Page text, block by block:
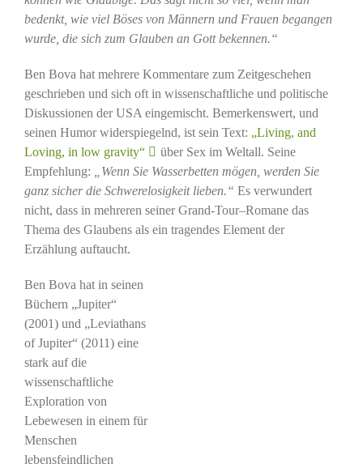
bedenkt, wie viel Böses von Männern und Frauen begangen
wurde, die sich zum Glauben an Gott bekennen.“
Ben Bova hat mehrere Kommentare zum Zeitgeschehen
geschrieben und sich oft in wissenschaftliche und politische
Diskussionen der USA eingemischt. Bemerkenswert, und
seinen Humor widerspiegelnd, ist sein Text: „Living, and
Loving, in low gravity“
über Sex im Weltall. Seine
Empfehlung:
„Wenn Sie Wasserbetten mögen, werden Sie
ganz sicher die Schwerelosigkeit lieben.“ Es verwundert
nicht, dass in mehreren seiner Grand-Tour–Romane das
Thema des Glaubens als ein tragendes Element der
Erzählung auftaucht.
Ben Bova hat in seinen
Büchern „Jupiter“
(2001) und „Leviathans
of Jupiter“ (2011) eine
stark auf die
wissenschaftliche
Exploration von
Lebewesen in einem für
Menschen
lebensfeindlichen